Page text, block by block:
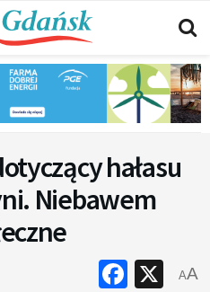
hałasu
Niebawem
X
AA